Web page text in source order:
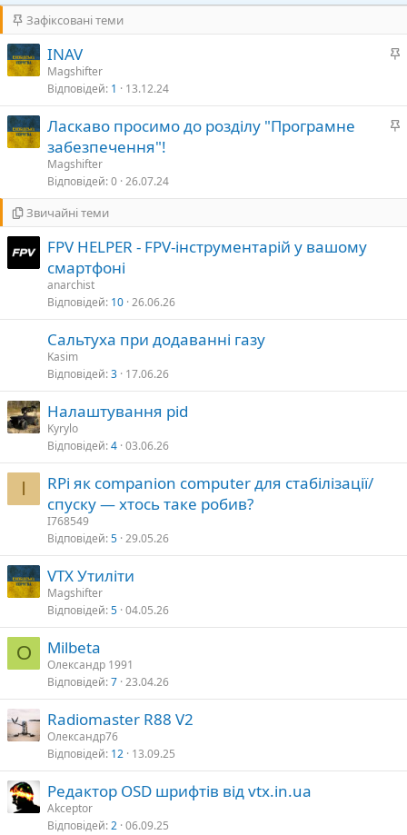
Зафіксовані теми
В
л
и
INAV
Magshifter
Відповідей 1 13.12.24
В
и
Ласкаво просимо до розділу "Програмне
забезпечення"!
Magshifter
Відповідей 0 26.07.24
Звичайні теми
FPV HELPER - FPV-інструментарій у вашому
смартфоні
anarchist
Відповідей 10 26.06.26
Сальтуха при додаванні газу
Kasim
Відповідей 3 17.06.26
Налаштування pid
Kyrylo
Відповідей 4 03.06.26
I
RPi як companion computer для стабілізації/
спуску — хтось таке робив?
I768549
Відповідей 5 29.05.26
VTX Утиліти
Magshifter
Відповідей 5 04.05.26
О Milbeta
Олександр 1991
Відповідей 7 23.04.26
Radiomaster R88 V2
Олександр76
Відповідей 12 13.09.25
Редактор OSD шрифтів від vtx.in.ua
Akceptor
Відповідей 2 06.09.25